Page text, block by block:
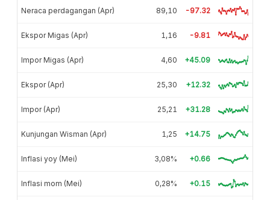
Neraca perdagangan (Apr) 89,10 -97.32
Ekspor Migas (Apr) 1,16 -9.81
Impor Migas (Apr) 4,60 +45.09
Ekspor (Apr) 25,30 +12.32
Impor (Apr) 25,21 +31.28
Kunjungan Wisman (Apr) 1,25 +14.75
Inflasi yoy (Mei) 3,08% +0.66
Inflasi mom (Mei) 0,28% +0.15